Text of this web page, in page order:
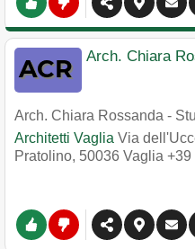
Arch. Chiara
Arch. Chiara Rossanda -
Architetti Vaglia Via
Pratolino, 50036 Vaglia +39